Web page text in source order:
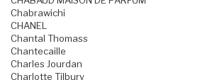
Chabrawichi
CHANEL
Chantal Thomass
Chantecaille
Charles Jourdan
Charlotte Tilbury